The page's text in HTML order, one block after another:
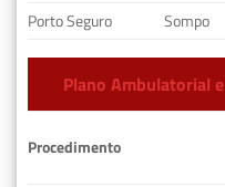
Porto Seguro
Sompo
Plano Ambulatorial
Procedimento